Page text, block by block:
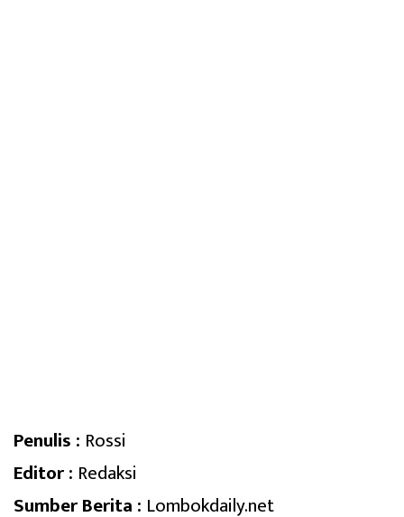
Penulis : Rossi
Editor : Redaksi
Sumber Berita : Lombokdaily.net